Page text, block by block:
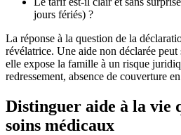
jours fériés) ?
La réponse à la question de la
révélatrice. Une aide non déclarée
elle expose la famille à un risque
redressement, absence de couverture
Distinguer aide à la vie
soins médicaux